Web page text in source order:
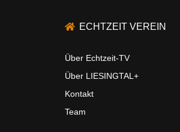
ECHTZEIT VEREIN
Über Echtzeit-TV
Über LIESINGTAL+
Kontakt
Team